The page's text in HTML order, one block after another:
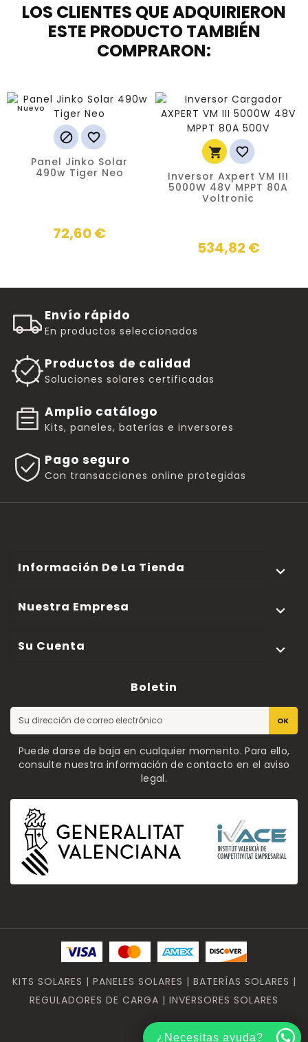
LOS CLIENTES QUE ADQUIRIERON
ESTE PRODUCTO TAMBIÉN
COMPRARON:
Nuevo
 
Panel Jinko Solar
490w Tiger Neo
72,60 €
 
Inversor Axpert VM III
5000W 48V MPPT 80A
Voltronic
534,82 €
Envío rápido
En productos seleccionados
Productos de calidad
Soluciones solares certificadas
Amplio catálogo
Kits, paneles, baterías e inversores
Pago seguro
Con transacciones online protegidas
Información De La Tienda 
Nuestra Empresa 
Su Cuenta 
Boletin
OK
Puede darse de baja en cualquier momento. Para ello,
consulte nuestra información de contacto en el aviso
legal.
KITS SOLARES | PANELES SOLARES | BATERÍAS SOLARES |
REGULADORES DE CARGA | INVERSORES SOLARES
¿Necesitas ayuda?